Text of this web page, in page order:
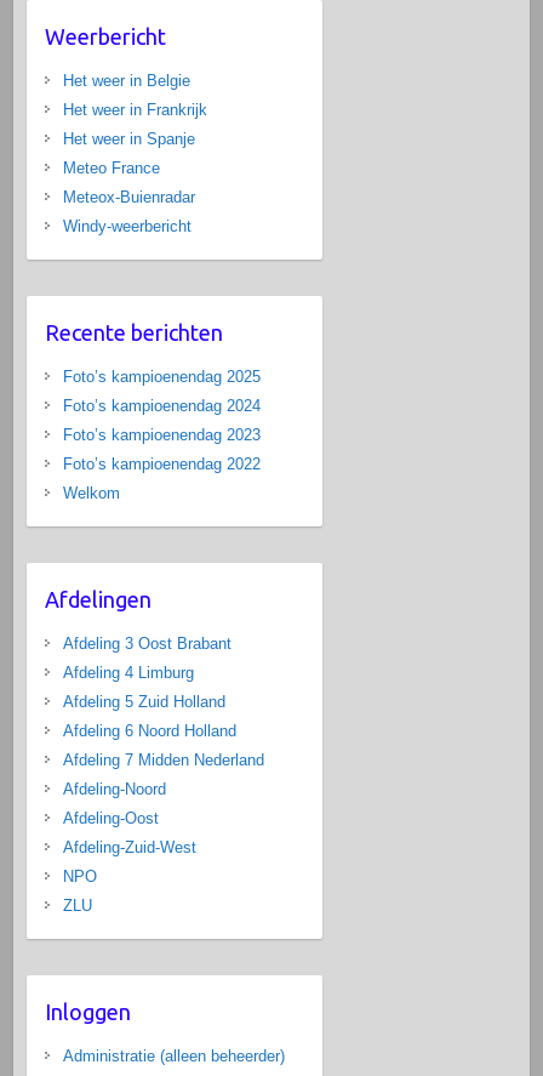
Weerbericht
Het weer in Belgie
Het weer in Frankrijk
Het weer in Spanje
Meteo France
Meteox-Buienradar
Windy-weerbericht
Recente berichten
Foto’s kampioenendag 2025
Foto’s kampioenendag 2024
Foto’s kampioenendag 2023
Foto’s kampioenendag 2022
Welkom
Afdelingen
Afdeling 3 Oost Brabant
Afdeling 4 Limburg
Afdeling 5 Zuid Holland
Afdeling 6 Noord Holland
Afdeling 7 Midden Nederland
Afdeling-Noord
Afdeling-Oost
Afdeling-Zuid-West
NPO
ZLU
Inloggen
Administratie (alleen beheerder)